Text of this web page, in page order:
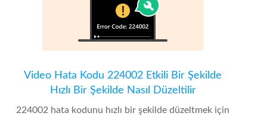
Video Hata Kodu 224002 Etkili Bir Şekilde
Hızlı Bir Şekilde Nasıl Düzeltilir
224002 hata kodunu hızlı bir şekilde düzeltmek için